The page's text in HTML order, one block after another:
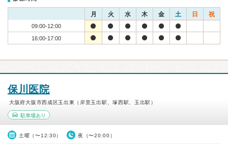
月 火 水 木 金 土 日 祝
09:00-12:00
16:00-17:00
保川医院
大阪府大阪市西成区玉出東（岸里玉出駅、塚西駅、玉出駅）
駐車場あり
土曜（〜12:30） 夜（〜20:00）